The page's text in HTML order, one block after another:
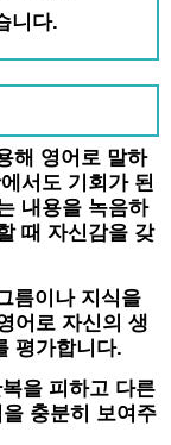
니다.
해 영어로 말하
서도 기회가 된
내용을 녹음하
때 자신감을 갖
름이나 지식을
어로 자신의 생
평가합니다.
을 피하고 다른
충분히 보여주